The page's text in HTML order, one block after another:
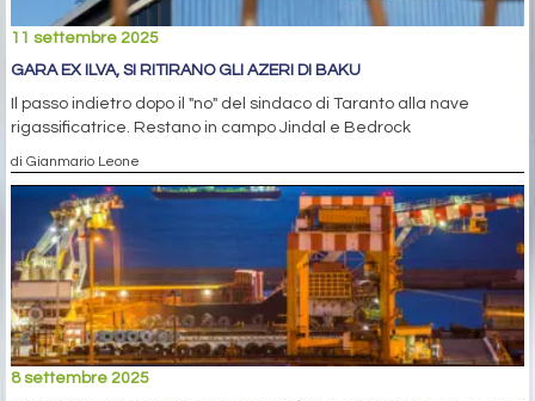
11 settembre 2025
GARA EX ILVA, SI RITIRANO GLI AZERI DI BAKU
Il passo indietro dopo il "no" del sindaco di Taranto alla nave
rigassificatrice. Restano in campo Jindal e Bedrock
di Gianmario Leone
8 settembre 2025